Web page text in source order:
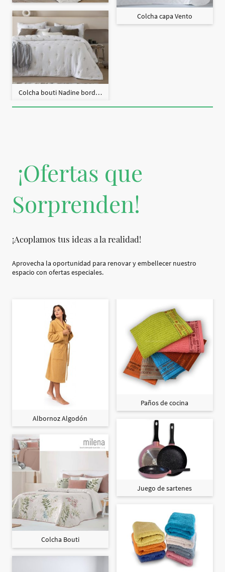
Colcha bouti Nadine bordado + fundas cojín
Colcha capa Vento
¡Ofertas que
Sorprenden!
¡Acoplamos tus ideas a la realidad!
Aprovecha la oportunidad para renovar y embellecer nuestro
espacio con ofertas especiales.
Albornoz Algodón
Colcha Bouti
Paños de cocina
Juego de sartenes